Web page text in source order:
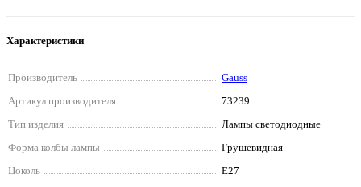
Характеристики
Производитель
Gauss
Артикул производителя
73239
Тип изделия
Лампы светодиодные
Форма колбы лампы
Грушевидная
Цоколь
E27